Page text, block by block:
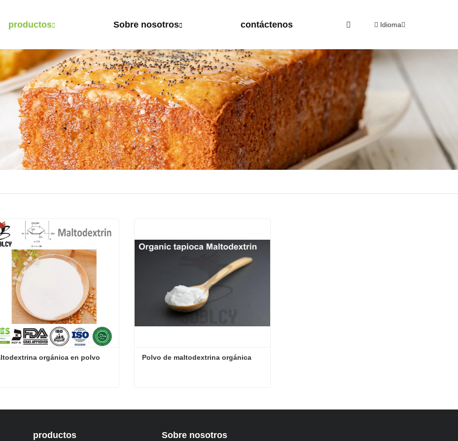
productos Sobre nosotros contáctenos Idioma
orgánica en polvo
ahora
Polvo de maltodextrina orgánica
Contacta ahora
productos Sobre nosotros